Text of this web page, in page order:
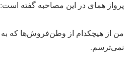
پرواز همای در این مصاحبه گفته است:
من از هیچکدام از وطن‌فروش‌ها که به
نمی‌ترسم.